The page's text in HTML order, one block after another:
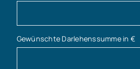
Gewünschte Darlehenssumme in €